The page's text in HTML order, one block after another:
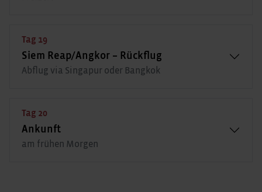
Tag 19
Siem Reap/Angkor – Rückflug
Abflug via Singapur oder Bangkok
Tag 20
Ankunft
am frühen Morgen